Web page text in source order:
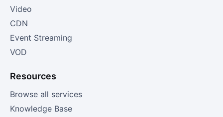
Video
CDN
Event Streaming
VOD
Resources
Browse all services
Knowledge Base